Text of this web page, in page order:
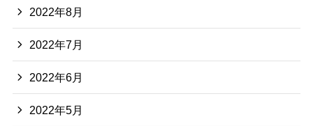
2022年8月
2022年7月
2022年6月
2022年5月